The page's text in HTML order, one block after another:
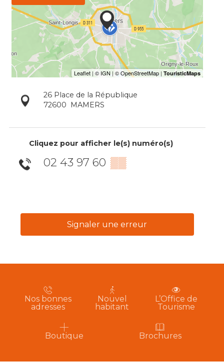
26 Place de la République
72600
MAMERS
Cliquez pour afficher le(s) numéro(s)
02 43 97 60 ▒▒
Signaler une erreur
Nos bonnes
adresses
Nouvel
habitant
L’Office de
Tourisme
Boutique Brochures